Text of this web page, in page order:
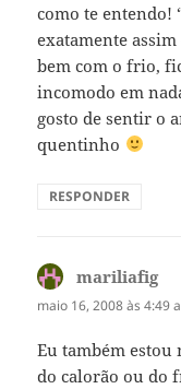
como te entendo!
exatamente
bem com o frio,
incomodo em
gosto de sentir o
quentinho
RESPONDER
mariliafig
maio 16, 2008 às 4:49
Eu também estou
do calorão ou do